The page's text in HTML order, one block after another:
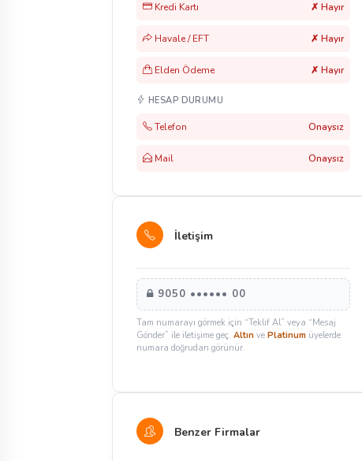
Kredi Kartı ✗ Hayır
Havale / EFT ✗ Hayır
Elden Ödeme ✗ Hayır
HESAP DURUMU
Telefon Onaysız
Mail Onaysız
İletişim
9050 •••••• 00
Tam numarayı görmek için “Teklif Al” veya “Mesaj
Gönder” ile iletişime geç. Altın ve Platinum üyelerde
numara doğrudan görünür.
Benzer Firmalar